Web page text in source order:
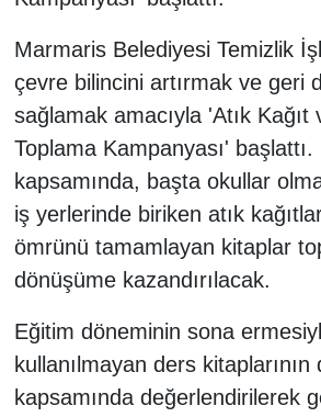
Marmaris Belediyesi Temizlik
çevre bilincini artırmak ve geri
sağlamak amacıyla 'Atık Kağıt
Toplama Kampanyası'
kapsamında, başta okullar
iş yerlerinde biriken atık
ömrünü tamamlayan kitaplar
dönüşüme kazandırılacak.
Eğitim döneminin sona
kullanılmayan ders
kapsamında değerlendirilerek